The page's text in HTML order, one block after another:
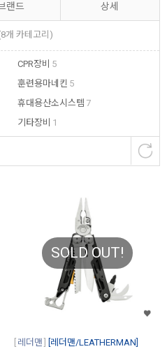
개 카테고리)
CPR장비 5
훈련용마네킨 5
휴대용산소시스템 7
기타장비 1
랜드 상세
SOLD OUT!
레더맨
[레더맨/LEATHERMAN]